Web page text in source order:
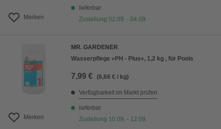
Merken
lieferbar
Zustellung 02.09. - 04.09.
Merken
MR. GARDENER
Wasserpflege »PH - Plus«, 1,2 kg , für Pools
7,99 € (6,66 € / kg)
Verfügbarkeit im Markt prüfen
lieferbar
Zustellung 10.09. - 12.09.